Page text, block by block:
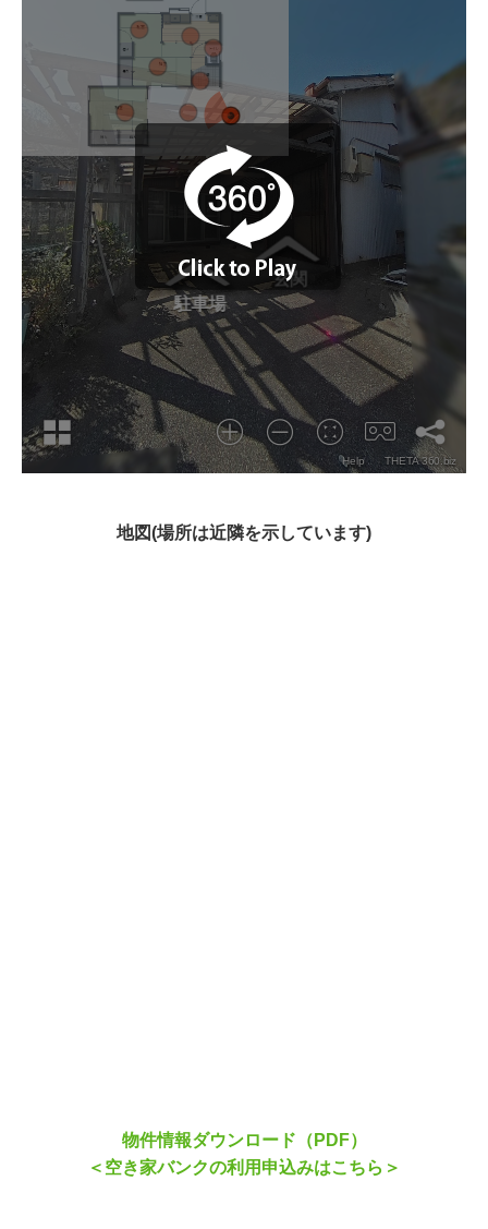
地図(場所は近隣を示しています)
物件情報ダウンロード（PDF）
＜空き家バンクの利用申込みはこちら＞